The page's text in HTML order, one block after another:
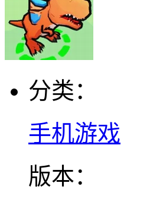
分类：
手机游戏
版本：